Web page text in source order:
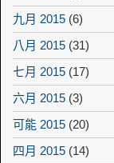
九月 2015 (6)
八月 2015 (31)
七月 2015 (17)
六月 2015 (3)
可能 2015 (20)
四月 2015 (14)